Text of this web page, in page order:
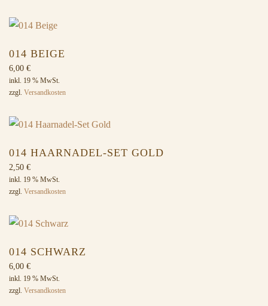
014 BEIGE
6,00 €
inkl. 19 % MwSt.
zzgl. Versandkosten
014 HAARNADEL-SET GOLD
2,50 €
inkl. 19 % MwSt.
zzgl. Versandkosten
014 SCHWARZ
6,00 €
inkl. 19 % MwSt.
zzgl. Versandkosten